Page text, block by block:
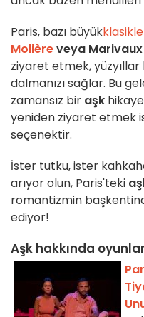
Paris, bazı büyük
Molièreveya Marivaux
ziyaret etmek,
dalmanızı sağlar. Bu
zamansız bir aşk
yeniden ziyaret etmek
seçenektir.
İster tutku, ister
arıyor olun, Paris'teki
romantizmin
ediyor!
Aşk hakkında